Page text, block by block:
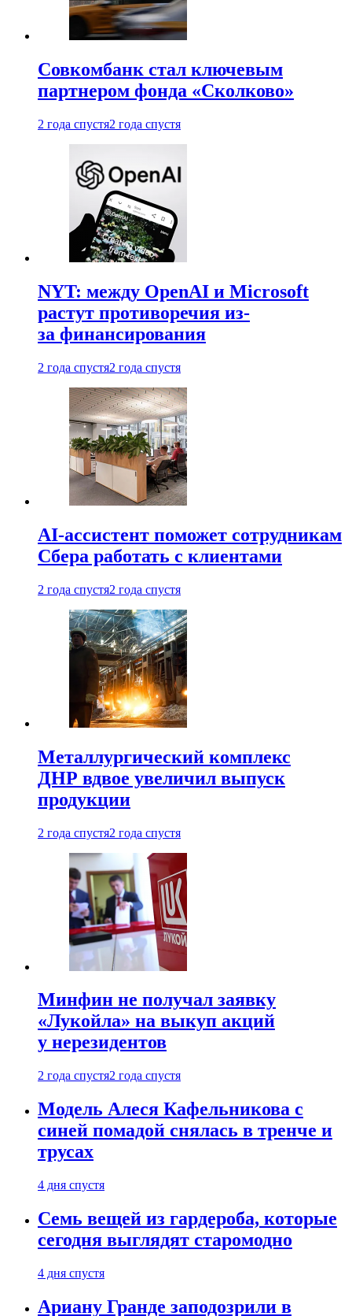
Совкомбанк стал ключевым
партнером фонда «Сколково»
2 года спустя2 года спустя
NYT: между OpenAI и Microsoft
растут противоречия из-
за финансирования
2 года спустя2 года спустя
AI-ассистент поможет сотрудникам
Сбера работать с клиентами
2 года спустя2 года спустя
Металлургический комплекс
ДНР вдвое увеличил выпуск
продукции
2 года спустя2 года спустя
Минфин не получал заявку
«Лукойла» на выкуп акций
у нерезидентов
2 года спустя2 года спустя
Модель Алеся Кафельникова с
синей помадой снялась в тренче и
трусах
4 дня спустя
Семь вещей из гардероба, которые
сегодня выглядят старомодно
4 дня спустя
Ариану Гранде заподозрили в